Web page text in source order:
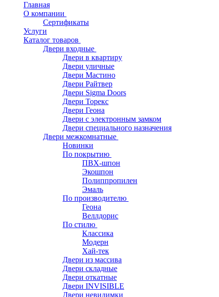
Главная
О компании
Сертификаты
Услуги
Каталог товаров
Двери входные
Двери в квартиру
Двери уличные
Двери Мастино
Двери Райтвер
Двери Sigma Doors
Двери Торекс
Двери Геона
Двери с электронным замком
Двери специального назначения
Двери межкомнатные
Новинки
По покрытию
ПВХ-шпон
Экошпон
Полиппропилен
Эмаль
По производителю
Геона
Веллдорис
По стилю
Классика
Модерн
Хай-тек
Двери из массива
Двери складные
Двери откатные
Двери INVISIBLE
Двери невидимки